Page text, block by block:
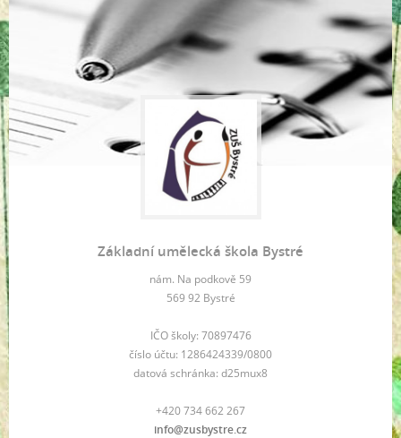
Základní umělecká škola Bystré
nám. Na podkově 59
569 92 Bystré
IČO školy: 70897476
číslo účtu: 1286424339/0800
datová schránka: d25mux8
+420 734 662 267
info@zusbystre.cz